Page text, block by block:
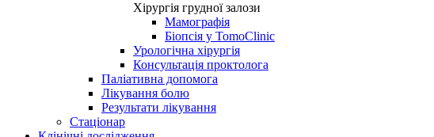
Хірургія грудної залози
Мамографія
Біопсія у TomoClinic
Урологічна хірургія
Консультація проктолога
Паліативна допомога
Лікування болю
Результати лікування
Стаціонар